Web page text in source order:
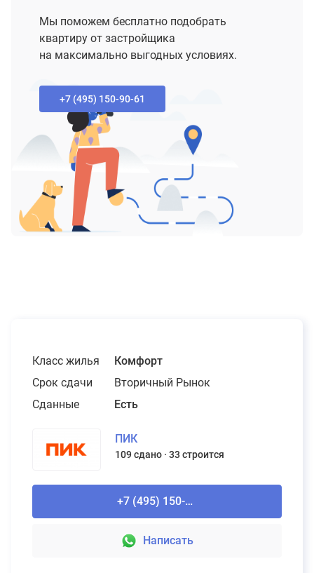
Класс жилья
Комфорт
Срок сдачи
Вторичный Рынок
Сданные
Есть
ПИК
109 сдано 33 строится
+7 (495) 150-90-61
Написать
Мы поможем бесплатно подобрать
квартиру от застройщика
на максимально выгодных условиях.
+7 (495) 150-90-61‬